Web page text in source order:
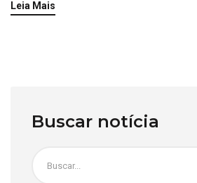
Leia Mais
Buscar notícia